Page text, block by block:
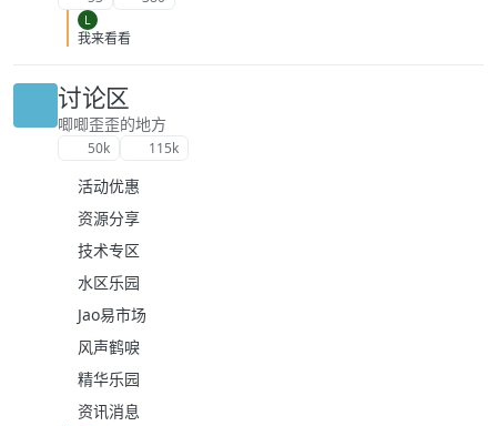
L
我来看看
讨论区
唧唧歪歪的地方
50k 115k
活动优惠
资源分享
技术专区
水区乐园
Jao易市场
风声鹤唳
精华乐园
资讯消息